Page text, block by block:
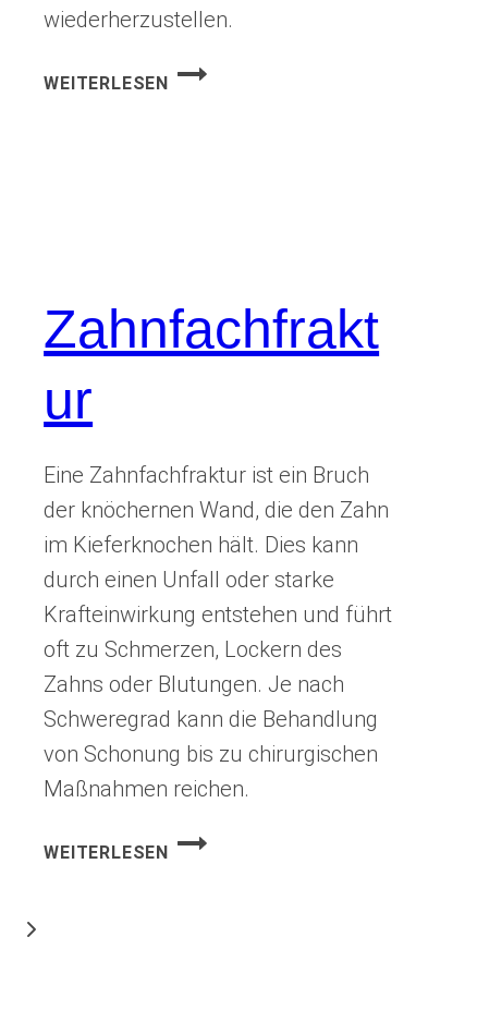
wiederherzustellen.
WEITERLESEN
ZAHNERSATZ
Zahnfachfrakt
ur
Eine Zahnfachfraktur ist ein Bruch
der knöchernen Wand, die den Zahn
im Kieferknochen hält. Dies kann
durch einen Unfall oder starke
Krafteinwirkung entstehen und führt
oft zu Schmerzen, Lockern des
Zahns oder Blutungen. Je nach
Schweregrad kann die Behandlung
von Schonung bis zu chirurgischen
Maßnahmen reichen.
WEITERLESEN
ZAHNFACHFRAKTUR
Nächste